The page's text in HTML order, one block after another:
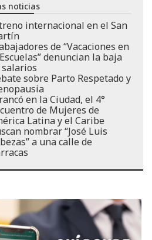
noticias
internacional en el San
de “Vacaciones en
denuncian la baja
salarios
sobre Parto Respetado y
en la Ciudad, el 4°
de Mujeres de
Latina y el Caribe
nombrar “José Luis
a una calle de